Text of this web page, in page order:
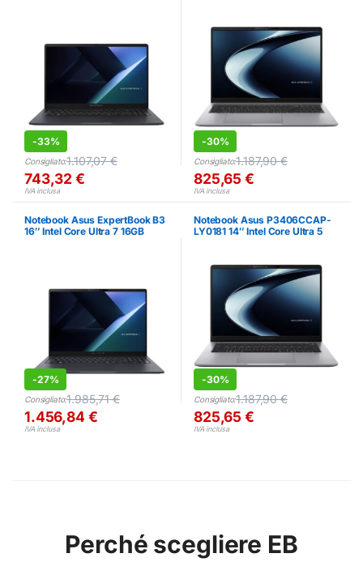
-33%
Consigliato:1.107,07€
743,32€
IVA inclusa
-30%
Consigliato:1.187,90€
825,65€
IVA inclusa
Notebook Asus ExpertBook B3
16″ Intel Core Ultra 7 16GB
-27%
Consigliato:1.985,71€
1.456,84 €
IVA inclusa
Notebook Asus P3406CCAP-
LY0181 14″ Intel Core Ultra 5
-30%
Consigliato:1.187,90€
825,65€
IVA inclusa
Perché scegliere EB